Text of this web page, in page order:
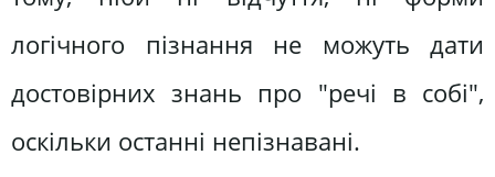
логічного пізнання не можуть дати
достовірних знань про "речі в собі",
оскільки останні непізнавані.